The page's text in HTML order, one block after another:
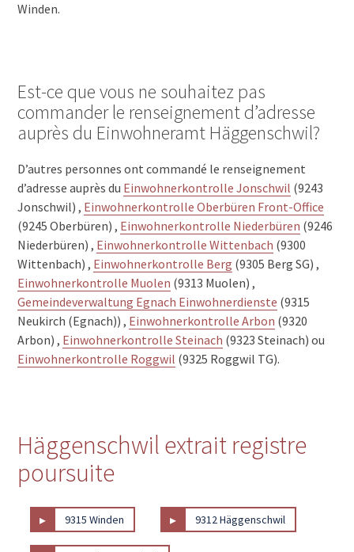
Winden.
Est-ce que vous ne souhaitez pas
commander le renseignement d’adresse
auprès du Einwohneramt Häggenschwil?
D’autres personnes ont commandé le renseignement
d’adresse auprès du Einwohnerkontrolle Jonschwil (9243
Jonschwil) , Einwohnerkontrolle Oberbüren Front-Office
(9245 Oberbüren) , Einwohnerkontrolle Niederbüren (9246
Niederbüren) , Einwohnerkontrolle Wittenbach (9300
Wittenbach) , Einwohnerkontrolle Berg (9305 Berg SG) ,
Einwohnerkontrolle Muolen (9313 Muolen) ,
Gemeindeverwaltung Egnach Einwohnerdienste (9315
Neukirch (Egnach)) , Einwohnerkontrolle Arbon (9320
Arbon) , Einwohnerkontrolle Steinach (9323 Steinach) ou
Einwohnerkontrolle Roggwil (9325 Roggwil TG).
Häggenschwil extrait registre
poursuite
▸ 9315 Winden ▸ 9312 Häggenschwil